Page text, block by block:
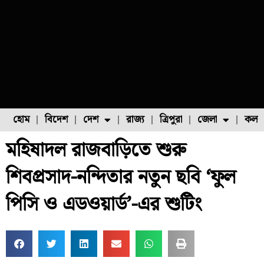
হোম বিদেশ দেশ
ফুল চাষ ফল চাষ মাছ চাষ
রাজ্য ত্রিপুরা জেলা
মহিষাদল রাজবাড়িতে শুরু
শিবপ্রসাদ-নন্দিতার নতুন ছবি ‘ফুল
পিসি ও এডওয়ার্ড’-এর শুটিং